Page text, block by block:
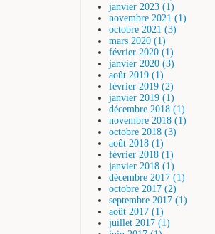
janvier 2023 (1)
novembre 2021 (1)
octobre 2021 (3)
mars 2020 (1)
février 2020 (1)
janvier 2020 (3)
août 2019 (1)
février 2019 (2)
janvier 2019 (1)
décembre 2018 (1)
novembre 2018 (1)
octobre 2018 (3)
août 2018 (1)
février 2018 (1)
janvier 2018 (1)
décembre 2017 (1)
octobre 2017 (2)
septembre 2017 (1)
août 2017 (1)
juillet 2017 (1)